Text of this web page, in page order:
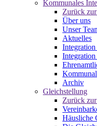
Kommunales
Zurück
Über uns
Unser
Aktuelles
Archiv
Gleichstellung
Zurück
Häusliche